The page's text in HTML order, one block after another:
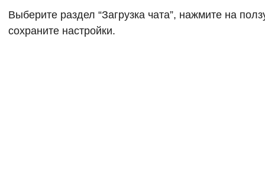
Выберите раздел “Загрузка чата”, нажмите на
сохраните настройки.